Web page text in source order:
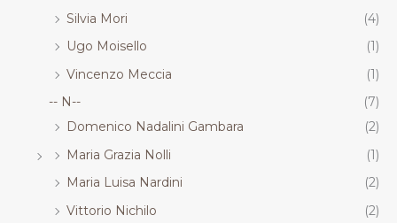
Silvia Mori
(4)
Ugo Moisello
(1)
Vincenzo Meccia
(1)
-- N--
(7)
Domenico Nadalini Gambara
(2)
Maria Grazia Nolli
(1)
Maria Luisa Nardini
(2)
Vittorio Nichilo
(2)